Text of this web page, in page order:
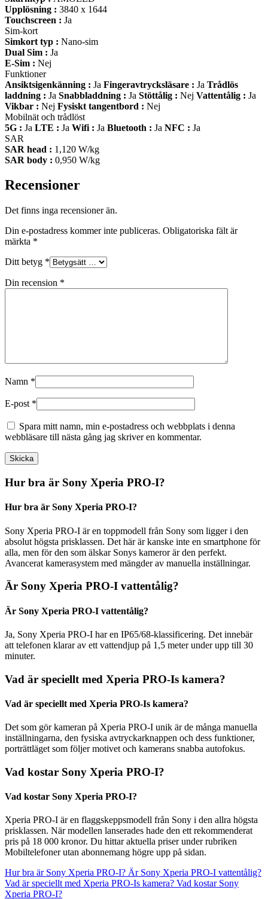
Upplösning : 3840 x 1644
Touchscreen : Ja
Sim-kort
Simkort typ : Nano-sim
Dual Sim : Ja
E-Sim : Nej
Funktioner
Ansiktsigenkänning : Ja Fingeravtrycksläsare : Ja Trådlös
laddning : Ja Snabbladdning : Ja Stöttålig : Nej Vattentålig : Ja
Vikbar : Nej Fysiskt tangentbord : Nej
Mobilnät och trådlöst
5G : Ja LTE : Ja Wifi : Ja Bluetooth : Ja NFC : Ja
SAR
SAR head : 1,120 W/kg
SAR body : 0,950 W/kg
Recensioner
Det finns inga recensioner än.
Din e-postadress kommer inte publiceras. Obligatoriska fält är
märkta *
Ditt betyg *
Din recension *
Namn *
E-post *
Spara mitt namn, min e-postadress och webbplats i denna
webbläsare till nästa gång jag skriver en kommentar.
Hur bra är Sony Xperia PRO-I?
Hur bra är Sony Xperia PRO-I?
Sony Xperia PRO-I är en toppmodell från Sony som ligger i den
absolut högsta prisklassen. Det här är kanske inte en smartphone för
alla, men för den som älskar Sonys kameror är den perfekt.
Avancerat kamerasystem med mängder av manuella inställningar.
Är Sony Xperia PRO-I vattentålig?
Är Sony Xperia PRO-I vattentålig?
Ja, Sony Xperia PRO-I har en IP65/68-klassificering. Det innebär
att telefonen klarar av ett vattendjup på 1,5 meter under upp till 30
minuter.
Vad är speciellt med Xperia PRO-Is kamera?
Vad är speciellt med Xperia PRO-Is kamera?
Det som gör kameran på Xperia PRO-I unik är de många manuella
inställningarna, den fysiska avtryckarknappen och dess funktioner,
porträttläget som följer motivet och kamerans snabba autofokus.
Vad kostar Sony Xperia PRO-I?
Vad kostar Sony Xperia PRO-I?
Xperia PRO-I är en flaggskeppsmodell från Sony i den allra högsta
prisklassen. När modellen lanserades hade den ett rekommenderat
pris på 18 000 kronor. Du hittar aktuella priser under rubriken
Mobiltelefoner utan abonnemang högre upp på sidan.
Hur bra är Sony Xperia PRO-I? Är Sony Xperia PRO-I vattentålig?
Vad är speciellt med Xperia PRO-Is kamera? Vad kostar Sony
Xperia PRO-I?